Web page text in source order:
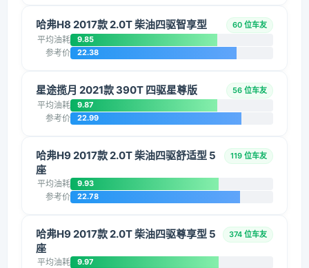
哈弗H8 2017款 2.0T 柴油四驱智享型 60 位车友
平均油耗 9.85
参考价 22.38
星途揽月 2021款 390T 四驱星尊版 56 位车友
平均油耗 9.87
参考价 22.99
哈弗H9 2017款 2.0T 柴油四驱舒适型 5
座
119 位车友
平均油耗 9.93
参考价 22.78
哈弗H9 2017款 2.0T 柴油四驱尊享型 5
座
374 位车友
平均油耗 9.97